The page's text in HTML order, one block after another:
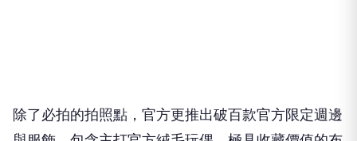
除了必拍的拍照點，官方更推出破百款官方限定週邊